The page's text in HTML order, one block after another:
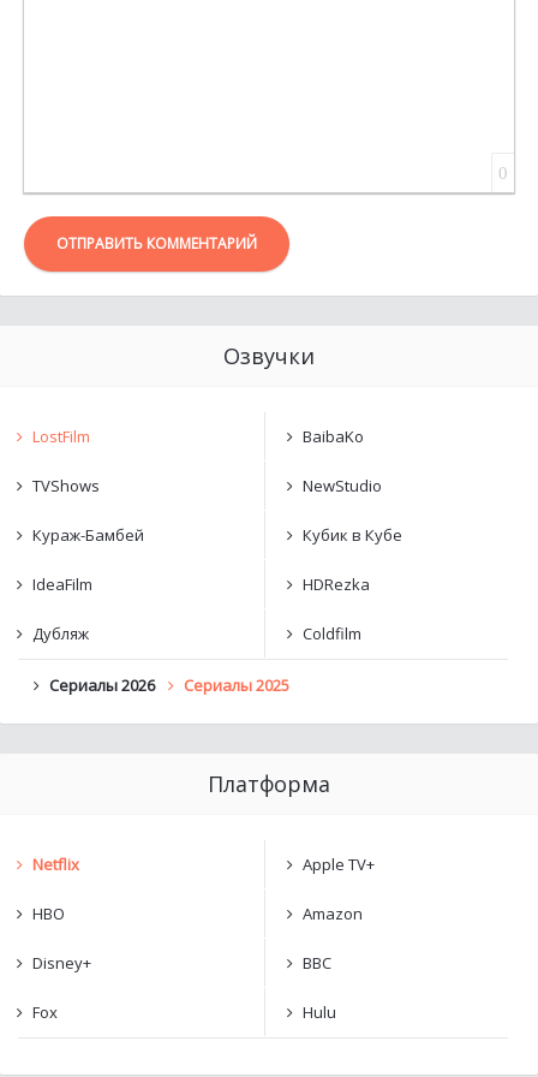
0
ОТПРАВИТЬ КОММЕНТАРИЙ
Озвучки
LostFilm BaibaKo
TVShows NewStudio
Кураж-Бамбей Кубик в Кубе
IdeaFilm HDRezka
Дубляж Coldfilm
Сериалы 2026 Сериалы 2025
Платформа
Netflix Apple TV+
HBO Amazon
Disney+ BBC
Fox Hulu